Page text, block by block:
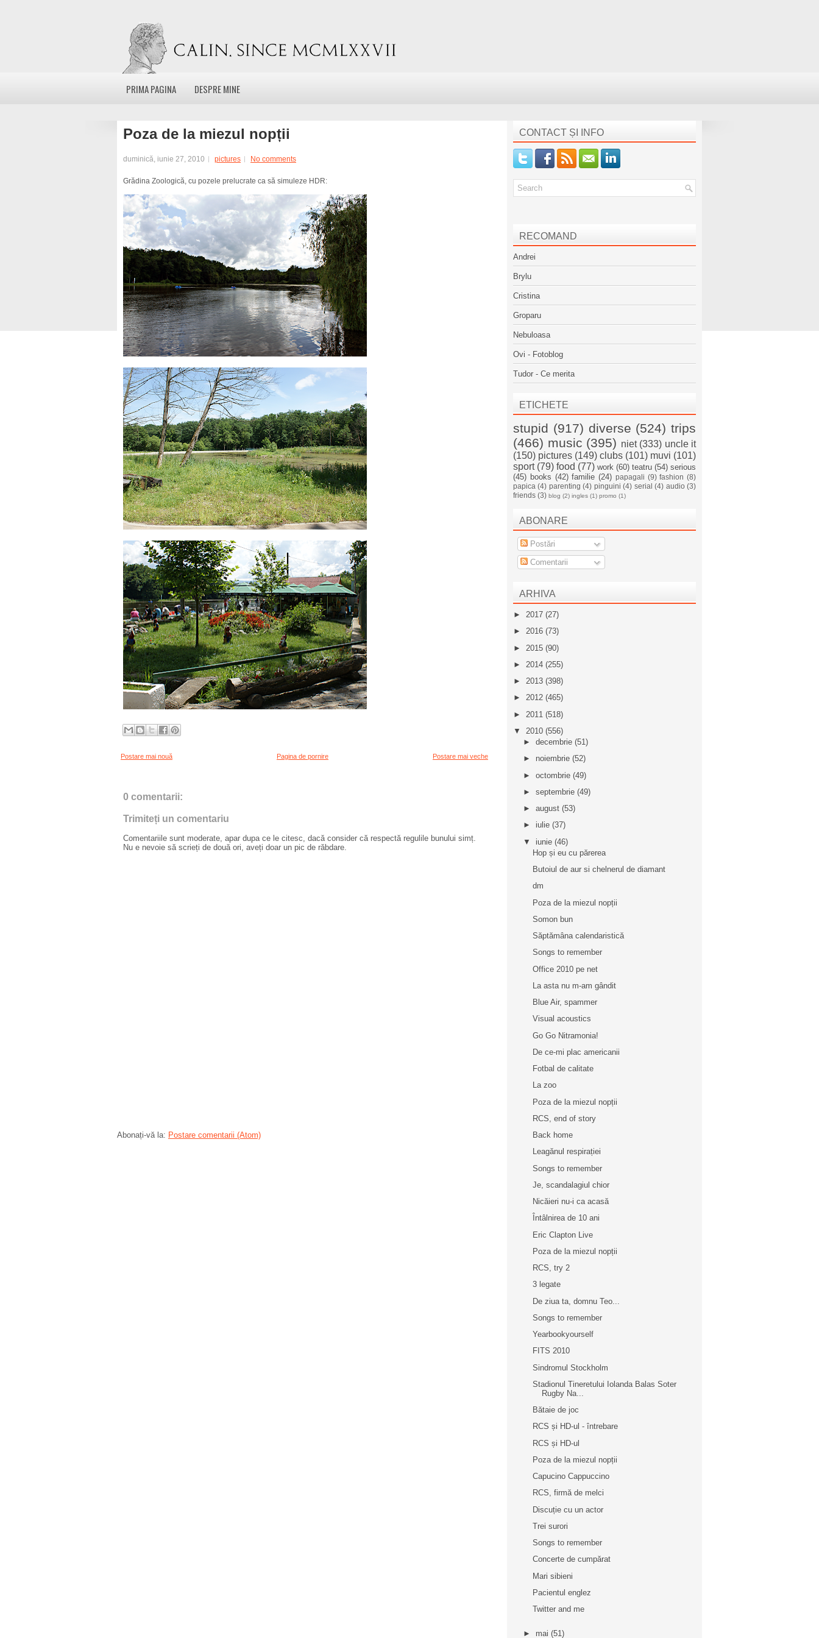
PRIMA PAGINA DESPRE MINE
Poza de la miezul nopții
duminică, iunie 27, 2010 pictures No comments
Grădina Zoologică, cu pozele prelucrate ca să simuleze HDR:
Postare mai nouă Postare mai veche
Pagina de pornire
0 comentarii:
Trimiteți un comentariu
Comentariile sunt moderate, apar dupa ce le citesc, dacă consider că respectă regulile bunului simț.
Nu e nevoie să scrieți de două ori, aveți doar un pic de răbdare.
Abonați-vă la: Postare comentarii (Atom)
CONTACT ȘI INFO
RECOMAND
Andrei
Brylu
Cristina
Groparu
Nebuloasa
Ovi - Fotoblog
Tudor - Ce merita
ETICHETE
stupid (917) diverse (524) trips
(466) music (395) niet (333) uncle it
(150) pictures (149) clubs (101) muvi (101)
sport (79) food (77) work (60) teatru (54) serious
(45) books (42) familie (24) papagali (9) fashion (8)
papica (4) parenting (4) pinguini (4) serial (4) audio (3)
friends (3) blog (2) ingles (1) promo (1)
ABONARE
Postări
Comentarii
ARHIVA
► 2017 (27)
► 2016 (73)
► 2015 (90)
► 2014 (255)
► 2013 (398)
► 2012 (465)
► 2011 (518)
▼ 2010 (556)
► decembrie (51)
► noiembrie (52)
► octombrie (49)
► septembrie (49)
► august (53)
► iulie (37)
▼ iunie (46)
Hop și eu cu părerea
Butoiul de aur si chelnerul de diamant
dm
Poza de la miezul nopții
Somon bun
Săptămâna calendaristică
Songs to remember
Office 2010 pe net
La asta nu m-am gândit
Blue Air, spammer
Visual acoustics
Go Go Nitramonia!
De ce-mi plac americanii
Fotbal de calitate
La zoo
Poza de la miezul nopții
RCS, end of story
Back home
Leagănul respirației
Songs to remember
Je, scandalagiul chior
Nicăieri nu-i ca acasă
Întâlnirea de 10 ani
Eric Clapton Live
Poza de la miezul nopții
RCS, try 2
3 legate
De ziua ta, domnu Teo...
Songs to remember
Yearbookyourself
FITS 2010
Sindromul Stockholm
Stadionul Tineretului Iolanda Balas Soter
Rugby Na...
Bătaie de joc
RCS și HD-ul - întrebare
RCS și HD-ul
Poza de la miezul nopții
Capucino Cappuccino
RCS, firmă de melci
Discuție cu un actor
Trei surori
Songs to remember
Concerte de cumpărat
Mari sibieni
Pacientul englez
Twitter and me
► mai (51)